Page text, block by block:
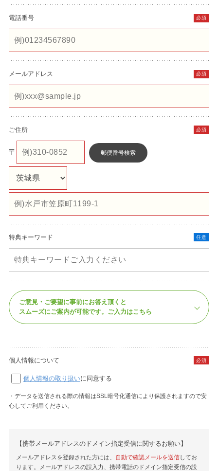
電話番号 必須
メールアドレス 必須
ご住所 必須
〒 郵便番号検索
特典キーワード 任意
ご意見・ご要望に事前にお答え頂くと
スムーズにご案内が可能です。 ご入力はこちら
個人情報について 必須
個人情報の取り扱いに同意する
・データを送信される際の情報はSSL暗号化通信により保護されますので安
心してご利用ください。
【携帯メールアドレスのドメイン指定受信に関するお願い】
メールアドレスを登録された方には、 自動で確認メールを送信してお
ります。メールアドレスの誤入力、携帯電話のドメイン指定受信の設